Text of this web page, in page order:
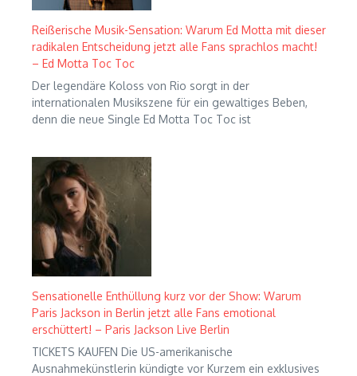
Reißerische Musik-Sensation: Warum Ed Motta mit dieser
radikalen Entscheidung jetzt alle Fans sprachlos macht!
– Ed Motta Toc Toc
Der legendäre Koloss von Rio sorgt in der
internationalen Musikszene für ein gewaltiges Beben,
denn die neue Single Ed Motta Toc Toc ist
Sensationelle Enthüllung kurz vor der Show: Warum
Paris Jackson in Berlin jetzt alle Fans emotional
erschüttert! – Paris Jackson Live Berlin
TICKETS KAUFEN Die US-amerikanische
Ausnahmekünstlerin kündigte vor Kurzem ein exklusives